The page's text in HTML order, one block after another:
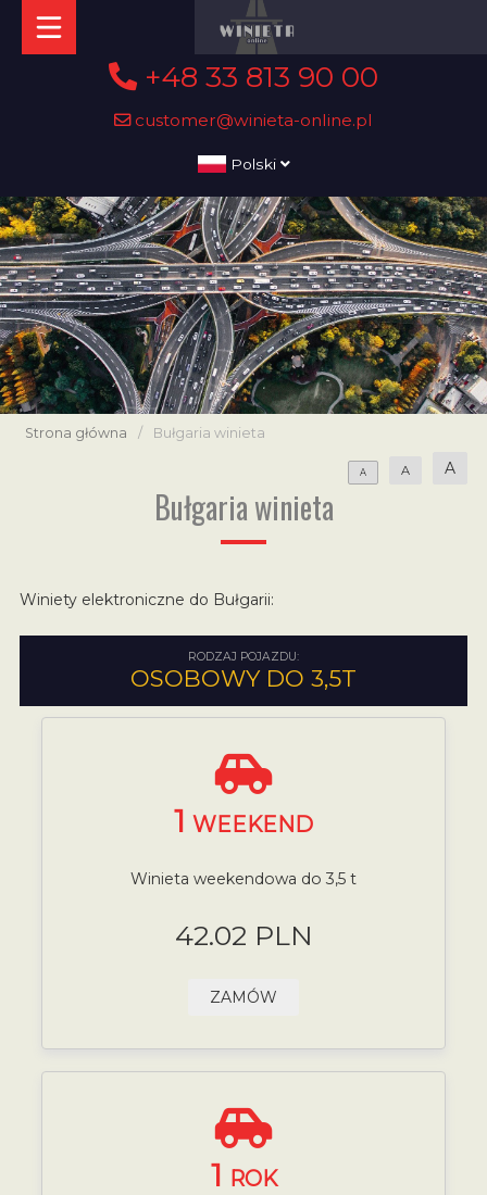
+48 33 813 90 00
customer@winieta-online.pl
Polski
Strona główna / Bułgaria winieta
A A A
Bułgaria winieta
Winiety elektroniczne do Bułgarii:
RODZAJ POJAZDU:
OSOBOWY DO 3,5T
1 WEEKEND
Winieta weekendowa do 3,5 t
42.02 PLN
ZAMÓW
1 ROK